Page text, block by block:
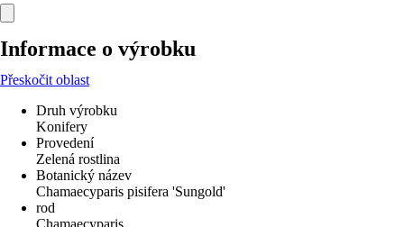
Informace o výrobku
Přeskočit oblast
Druh výrobku
Konifery
Provedení
Zelená rostlina
Botanický název
Chamaecyparis pisifera 'Sungold'
rod
Chamaecyparis